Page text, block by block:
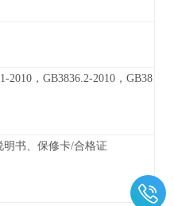
2010，GB3836.2-2010，GB38
书、保修卡/合格证